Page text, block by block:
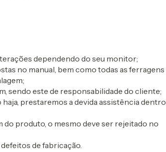
dependendo do seu monitor;
no manual, bem como todas as ferragens
sendo este de responsabilidade do cliente;
prestaremos a devida assistência dentro
do produto, o mesmo deve ser rejeitado no
de fabricação.